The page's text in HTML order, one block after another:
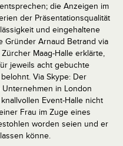
die Anzeigen im
der Präsentationsqualität
und eingehaltene
Gründer Arnaud Betrand via
Maag-Halle erklärte,
jeweils acht gebuchte
Via Skype: Der
in London
Event-Halle nicht
Frau im Zuge eines
worden seien und er
könne.